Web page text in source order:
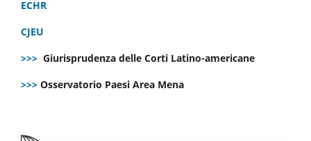
ECHR
CJEU
>>> Giurisprudenza delle Corti Latino-americane
>>> Osservatorio Paesi Area Mena